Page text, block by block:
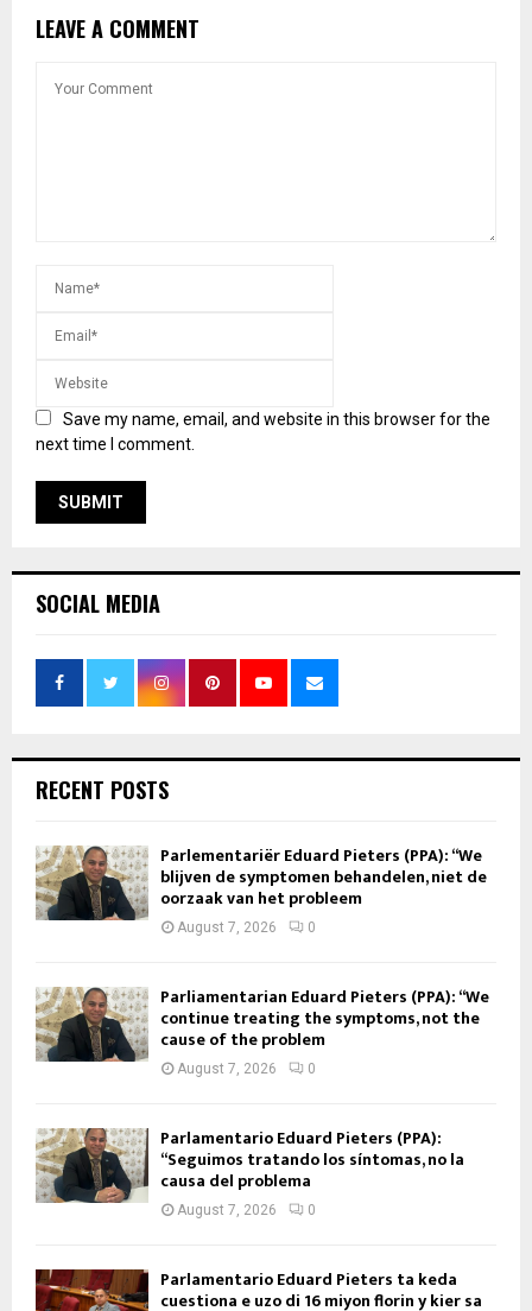
LEAVE A COMMENT
Save my name, email, and website in this browser for the
next time I comment.
SOCIAL MEDIA
RECENT POSTS
Parlementariër Eduard Pieters (PPA): “We
blijven de symptomen behandelen, niet de
oorzaak van het probleem
August 7, 2026 0
Parliamentarian Eduard Pieters (PPA): “We
continue treating the symptoms, not the
cause of the problem
August 7, 2026 0
Parlamentario Eduard Pieters (PPA):
“Seguimos tratando los síntomas, no la
causa del problema
August 7, 2026 0
Parlamentario Eduard Pieters ta keda
cuestiona e uzo di 16 miyon florin y kier sa